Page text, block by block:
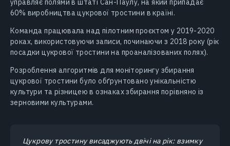
60% виробництва цукрової тростини в країні.
Команда працювала над пілотним проєктом у 2019-2020
роках, використовуючи записи, починаючи з 2018 року (рік
посадки цукрової тростини на проаналізованих полях).
Розроблення алгоритмів для моніторингу збирання
цукрової тростини було обґрунтовано унікальністю
культури та різницею в ознаках збирання порівняно із
зерновими культурами.
Цукрову тростину висаджують двічі на рік: взимку